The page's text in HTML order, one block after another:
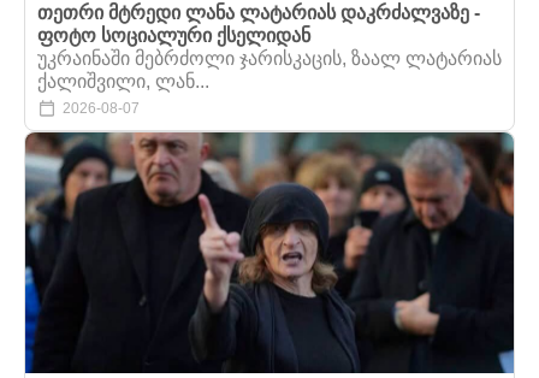
თეთრი მტრედი ლანა ლატარიას დაკრძალვაზე -
ფოტო სოციალური ქსელიდან
უკრაინაში მებრძოლი ჯარისკაცის, ზაალ ლატარიას
ქალიშვილი, ლან...
2026-08-07